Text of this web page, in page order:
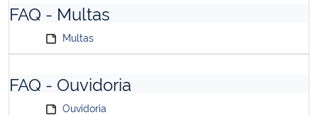
FAQ - Multas
Multas
FAQ - Ouvidoria
Ouvidoria